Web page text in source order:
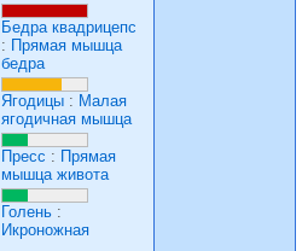
Бедра квадрицепс
: Прямая мышца
бедра
Ягодицы : Малая
ягодичная мышца
Пресс : Прямая
мышца живота
Голень :
Икроножная